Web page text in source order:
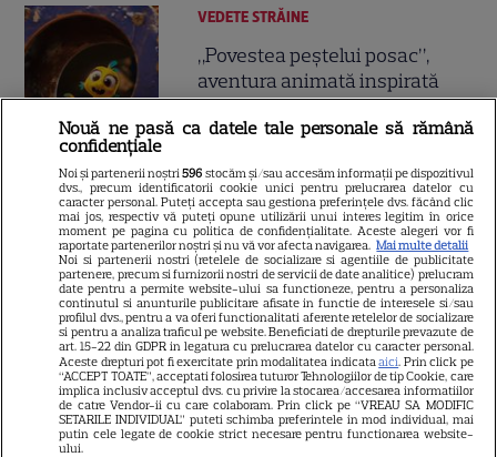
11
VEDETE STRĂINE
„Povestea peștelui posac”,
aventura animată inspirată
dintr-un bestseller The New
York Times, ajunge în
16
NETFLIX
Noutăți Netflix în august 2026:
Robert De Niro, „Nosferatu” și
noile sezoane din „Outer
Banks” și „Un veac de
singurătate”
VEDETE STRĂINE
Nouă ne pasă ca datele tale personale să rămână
confidențiale
Noi și partenerii noștri596 stocăm și/sau accesăm informații pe dispozitivul
dvs., precum identificatorii cookie unici pentru prelucrarea datelor cu
caracter personal. Puteți accepta sau gestiona preferințele dvs. făcând clic
mai jos, respectiv vă puteți opune utilizării unui interes legitim în orice
moment pe pagina cu politica de confidențialitate. Aceste alegeri vor fi
raportate partenerilor noștri și nu vă vor afecta navigarea. Mai multe detalii
Noi si partenerii nostri (retelele de socializare si agentiile de publicitate
partenere, precum si furnizorii nostri de servicii de date analitice) prelucram
date pentru a permite website-ului sa functioneze, pentru a personaliza
continutul si anunturile publicitare afisate in functie de interesele si/sau
profilul dvs., pentru a va oferi functionalitati aferente retelelor de socializare
si pentru a analiza traficul pe website. Beneficiati de drepturile prevazute de
art. 15-22 din GDPR in legatura cu prelucrarea datelor cu caracter personal.
Aceste drepturi pot fi exercitate prin modalitatea indicataaici. Prin click pe
“ACCEPT TOATE”, acceptati folosirea tuturor Tehnologiilor de tip Cookie, care
implica inclusiv acceptul dvs. cu privire la stocarea/accesarea informatiilor
de catre Vendor-ii cu care colaboram. Prin click pe “VREAU SA MODIFIC
SETARILE INDIVIDUAL” puteti schimba preferintele in mod individual, mai
putin cele legate de cookie strict necesare pentru functionarea website-
ului.